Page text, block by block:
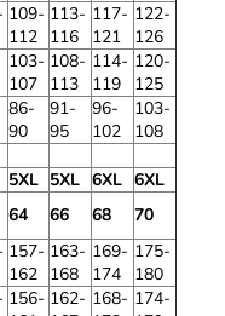
109-
112
113-
116
117-
121
122-
126
103-
107
108-
113
114-
119
120-
125
86-
90
91-
95
96-
102
103-
108
5XL 5XL 6XL 6XL
64 66 68
70
157-
162
163-
168
169-
174
175-
180
156- 162- 168- 174-